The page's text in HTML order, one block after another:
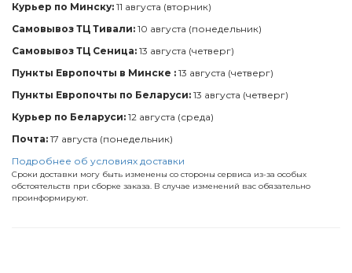
Курьер по Минску: 11 августа (вторник)
Самовывоз ТЦ Тивали: 10 августа (понедельник)
Самовывоз ТЦ Сеница: 13 августа (четверг)
Пункты Европочты в Минске : 13 августа (четверг)
Пункты Европочты по Беларуси: 13 августа (четверг)
Курьер по Беларуси: 12 августа (среда)
Почта: 17 августа (понедельник)
Подробнее об условиях доставки
Сроки доставки могу быть изменены со стороны сервиса из-за особых
обстоятельств при сборке заказа. В случае изменений вас обязательно
проинформируют.